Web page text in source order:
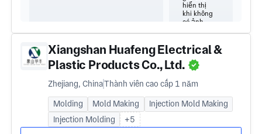
Xiangshan Huafeng Electrical &
Plastic Products Co., Ltd.
Zhejiang, ChinaThành viên cao cấp 1 năm
Molding Mold Making
Injection Mold Making
Injection Molding
+5